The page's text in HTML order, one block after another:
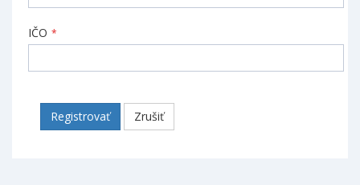
IČO *
Registrovať Zrušiť